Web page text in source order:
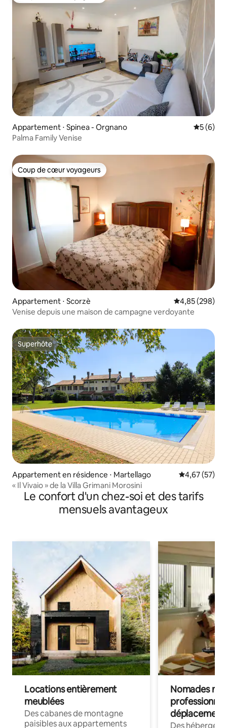
Appartement ⋅ Spinea - Orgnano
5 (6)
Palma Family Venise
Coup de cœur voyageurs
Coup de cœur voyageurs
Appartement ⋅ Scorzè Évaluation
4,85 (298)
Venise depuis une maison de campagne verdoyante
Superhôte
Superhôte
Appartement en résidence ⋅ Martellago Évaluation
4,67 (57)
« Il Vivaio » de la Villa Grimani Morosini
Le confort d'un chez-soi et des tarifs
mensuels avantageux
Locations entièrement
meublées
Des cabanes de montagne
paisibles aux appartements
Nomades
déplacement
Des